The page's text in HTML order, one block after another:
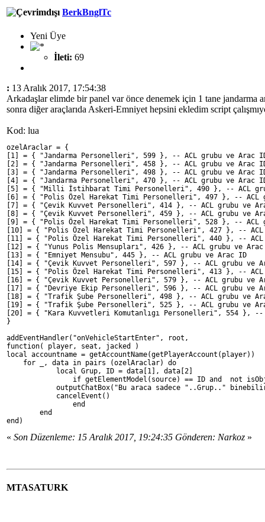
BerkBnglTc
Yeni Üye
İleti: 69
: 13 Aralık 2017, 17:54:38
Arkadaşlar elimde bir panel var önce denemek için 1 tane jandarma
sonra diğer araçlarıda Askeri-Emniyet hepsini ekledim script
Kod: lua
ozelAraclar = {
[1] = { "Jandarma Personelleri", 599 }, -- ACL grubu ve Arac
[2] = { "Jandarma Personelleri", 458 }, -- ACL grubu ve Arac
[3] = { "Jandarma Personelleri", 498 }, -- ACL grubu ve Arac
[4] = { "Jandarma Personelleri", 470 }, -- ACL grubu ve Arac
[5] = { "Milli İstihbarat Timi Personelleri", 490 }, -- ACL
[6] = { "Polis Özel Harekat Timi Personelleri", 497 }, -- ACL
[7] = { "Çevik Kuvvet Personelleri", 414 }, -- ACL grubu ve
[8] = { "Çevik Kuvvet Personelleri", 459 }, -- ACL grubu ve
[9] = { "Polis Özel Harekat Timi Personelleri", 528 }, -- ACL
[10] = { "Polis Özel Harekat Timi Personelleri", 427 }, -- ACL
[11] = { "Polis Özel Harekat Timi Personelleri", 440 }, -- ACL
[12] = { "Yunus Polis Mensupları", 426 }, -- ACL grubu ve
[13] = { "Emniyet Mensubu", 445 }, -- ACL grubu ve Arac ID
[14] = { "Çevik Kuvvet Personelleri", 597 }, -- ACL grubu ve
[15] = { "Polis Özel Harekat Timi Personelleri", 413 }, -- ACL
[16] = { "Çevik Kuvvet Personelleri", 579 }, -- ACL grubu ve
[17] = { "Devriye Ekip Personelleri", 596 }, -- ACL grubu ve
[18] = { "Trafik Şube Personelleri", 498 }, -- ACL grubu ve
[19] = { "Trafik Şube Personelleri", 525 }, -- ACL grubu ve
[20] = { "Kara Kuvvetleri Komutanlıgı Personelleri", 554 }, --
}
addEventHandler("onVehicleStartEnter", root,
function( player, seat, jacked )
local accountname = getAccountName(getPlayerAccount(player))
for _, data in pairs (ozelAraclar) do
	    local Grup, ID = data[1], data[2]
if getElementModel(source) == ID and  not
outputChatBox("Bu araca sadece "..Grup.."
cancelEvent()
		end
end)
« Son Düzenleme: 15 Aralık 2017, 19:24:35 Gönderen: Narkoz »
MTASATURK